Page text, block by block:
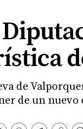
de
de un nuevo